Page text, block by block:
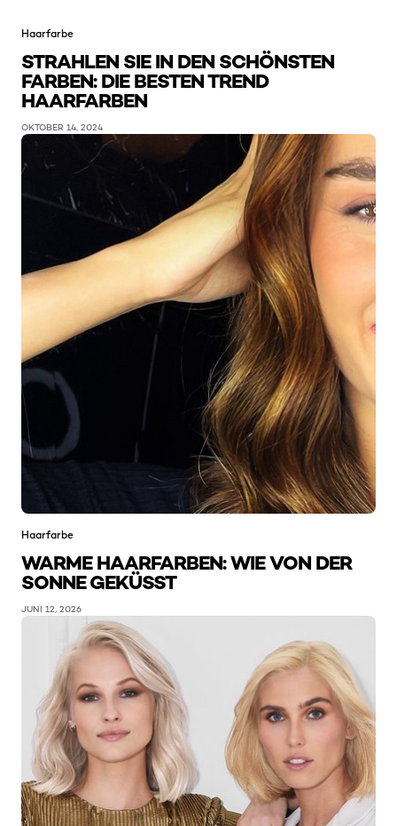
Haarfarbe
STRAHLEN SIE IN DEN SCHÖNSTEN
FARBEN: DIE BESTEN TREND
HAARFARBEN
OKTOBER 14, 2024
Haarfarbe
WARME HAARFARBEN: WIE VON DER
SONNE GEKÜSST
JUNI 12, 2026